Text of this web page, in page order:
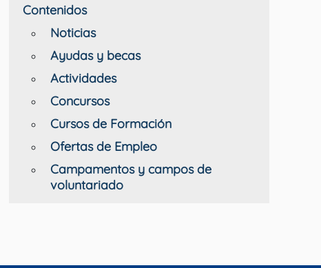
Contenidos
Noticias
Ayudas y becas
Actividades
Concursos
Cursos de Formación
Ofertas de Empleo
Campamentos y campos de
voluntariado